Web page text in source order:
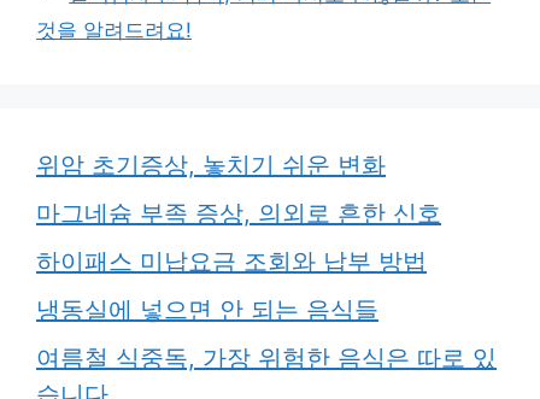
것을 알려드려요!
위암 초기증상, 놓치기 쉬운 변화
마그네슘 부족 증상, 의외로 흔한 신호
하이패스 미납요금 조회와 납부 방법
냉동실에 넣으면 안 되는 음식들
여름철 식중독, 가장 위험한 음식은 따로 있